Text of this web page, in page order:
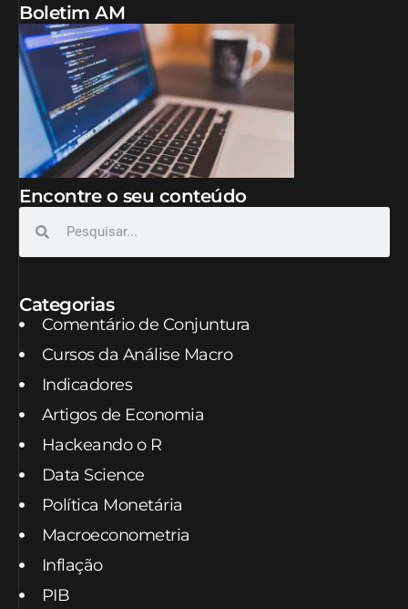
Boletim AM
Encontre o seu conteúdo
Categorias
Comentário de Conjuntura
Cursos da Análise Macro
Indicadores
Artigos de Economia
Hackeando o R
Data Science
Política Monetária
Macroeconometria
Inflação
PIB